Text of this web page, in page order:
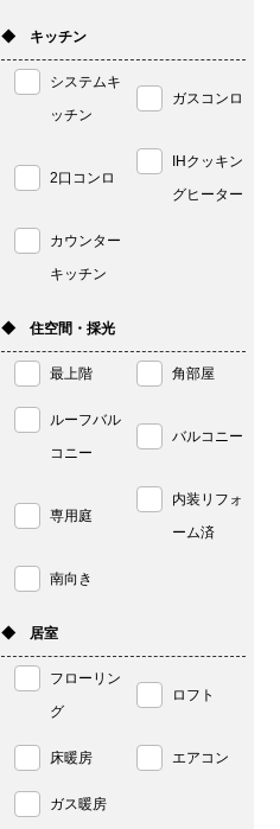
◆ キッチン
システムキ
ッチン
ガスコンロ
2口コンロ
IHクッキン
グヒーター
カウンター
キッチン
◆ 住空間・採光
最上階 角部屋
ルーフバル
コニー
バルコニー
専用庭
内装リフォ
ーム済
南向き
◆ 居室
フローリン
グ
ロフト
床暖房 エアコン
ガス暖房